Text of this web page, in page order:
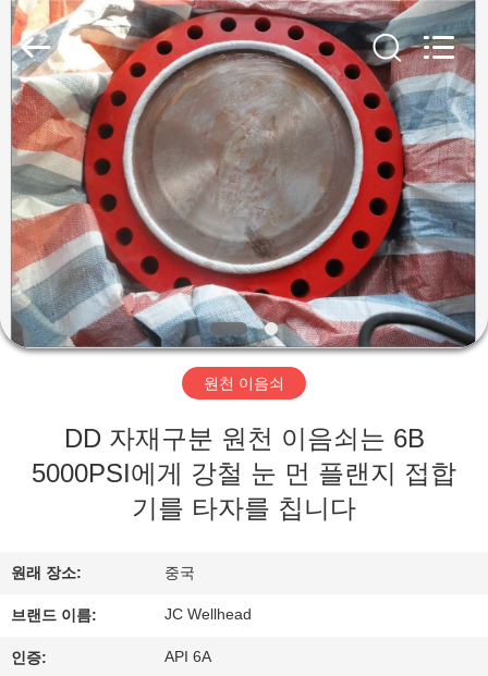
집
제
품
우
리
공
장
2019
2026
XI‘AN
ZZTOP
OIL
TOOLS
CO.，
LTD.
All
Rights
Reserved.
원천 이음쇠
DD 자재구분 원천 이음쇠는 6B
5000PSI에게 강철 눈 먼 플랜지 접합
기를 타자를 칩니다
원래 장소: 중국
브랜드 이름: JC Wellhead
인증: API 6A